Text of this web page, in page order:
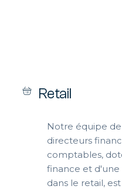
Retail
Notre équipe
directeurs
comptables,
finance et
dans le retail,